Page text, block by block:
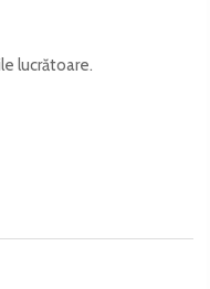
lucrătoare.